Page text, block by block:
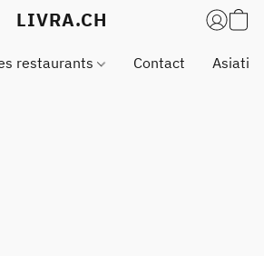
LIVRA.CH
restaurants Contact